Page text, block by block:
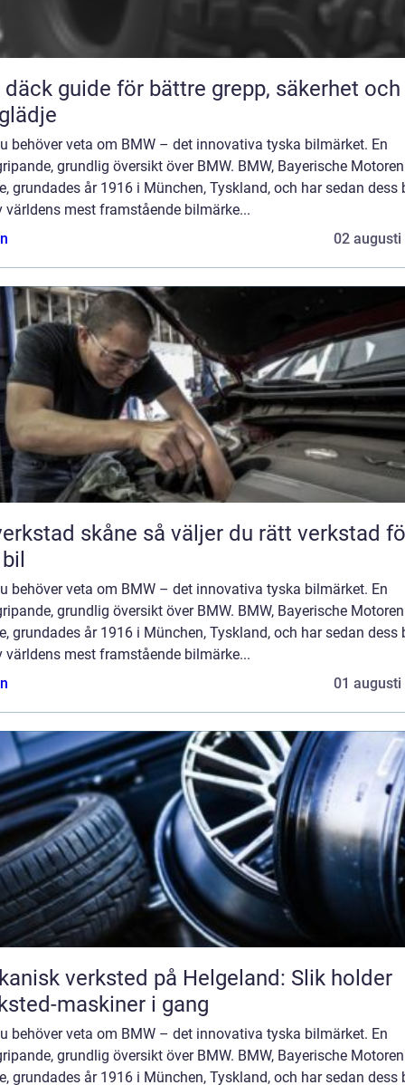
grepp, säkerhet och
behöver veta om BMW – det innovativa tyska bilmärket. En
grundlig översikt över BMW. BMW, Bayerische Motoren
grundades år 1916 i München, Tyskland, och har sedan dess
världens mest framstående bilmärke...
02 augusti
skåne så väljer du rätt verkstad för
behöver veta om BMW – det innovativa tyska bilmärket. En
grundlig översikt över BMW. BMW, Bayerische Motoren
grundades år 1916 i München, Tyskland, och har sedan dess
världens mest framstående bilmärke...
01 augusti
verksted på Helgeland: Slik holder
maskiner i gang
behöver veta om BMW – det innovativa tyska bilmärket. En
grundlig översikt över BMW. BMW, Bayerische Motoren
grundades år 1916 i München, Tyskland, och har sedan dess